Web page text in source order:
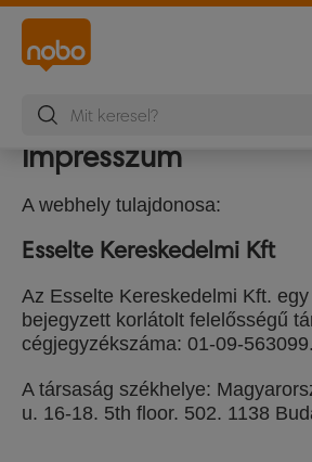
Impresszum
A webhely tulajdonosa:
Esselte Kereskedelmi Kft
Az Esselte Kereskedelmi Kft.
bejegyzett korlátolt felelősségű
cégjegyzékszáma: 01-09-563099.
A társaság székhelye:
u. 16-18. 5th floor. 502. 1138